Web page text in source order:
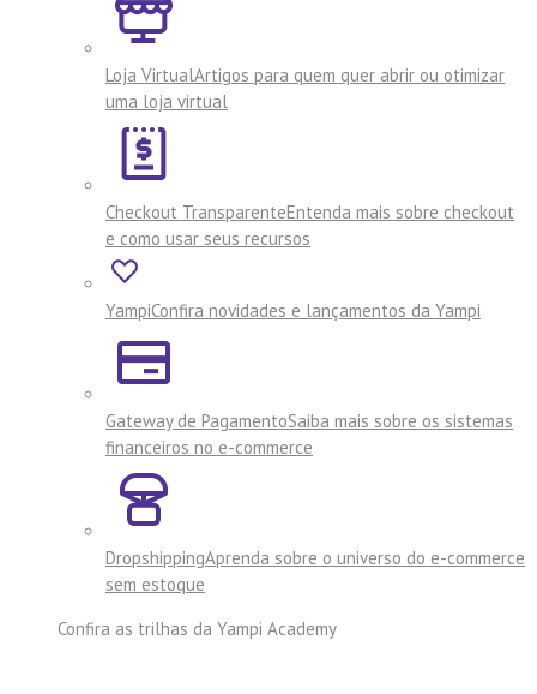
Loja VirtualArtigos para quem quer abrir ou otimizar
uma loja virtual
Checkout TransparenteEntenda mais sobre checkout
e como usar seus recursos
YampiConfira novidades e lançamentos da Yampi
Gateway de PagamentoSaiba mais sobre os sistemas
financeiros no e-commerce
DropshippingAprenda sobre o universo do e-commerce
sem estoque
Confira as trilhas da Yampi Academy